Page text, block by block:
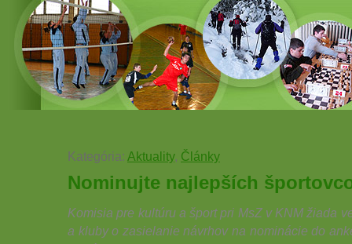
Kategória: Aktuality, Články
Nominujte najlepších
Komisia pre kultúru a šport pri MsZ v KNM žiada
a kluby o zasielanie návrhov na nominácie do